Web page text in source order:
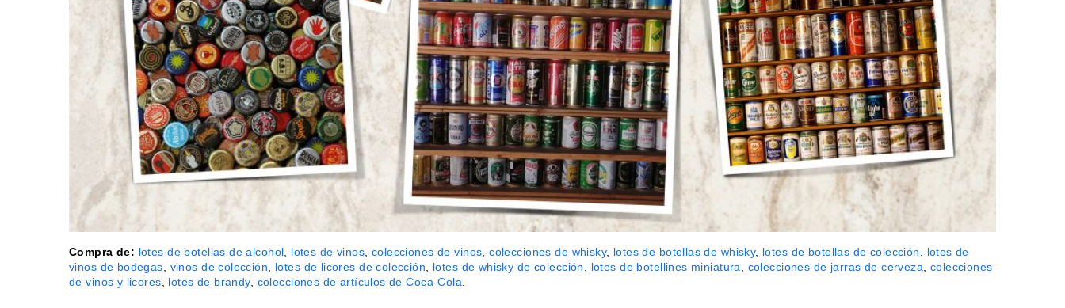
Compra de: lotes de botellas de alcohol, lotes de vinos, colecciones de vinos,colecciones de whisky, lotes de botellas de whisky, lotes de botellas de colección, lotes de
vinos de bodegas, vinos de colección, lotes de licores de colección, lotes de whisky de colección, lotes de botellines miniatura, colecciones de jarras de cerveza, colecciones
de vinos y licores, lotes de brandy, colecciones de artículos de Coca-Cola.